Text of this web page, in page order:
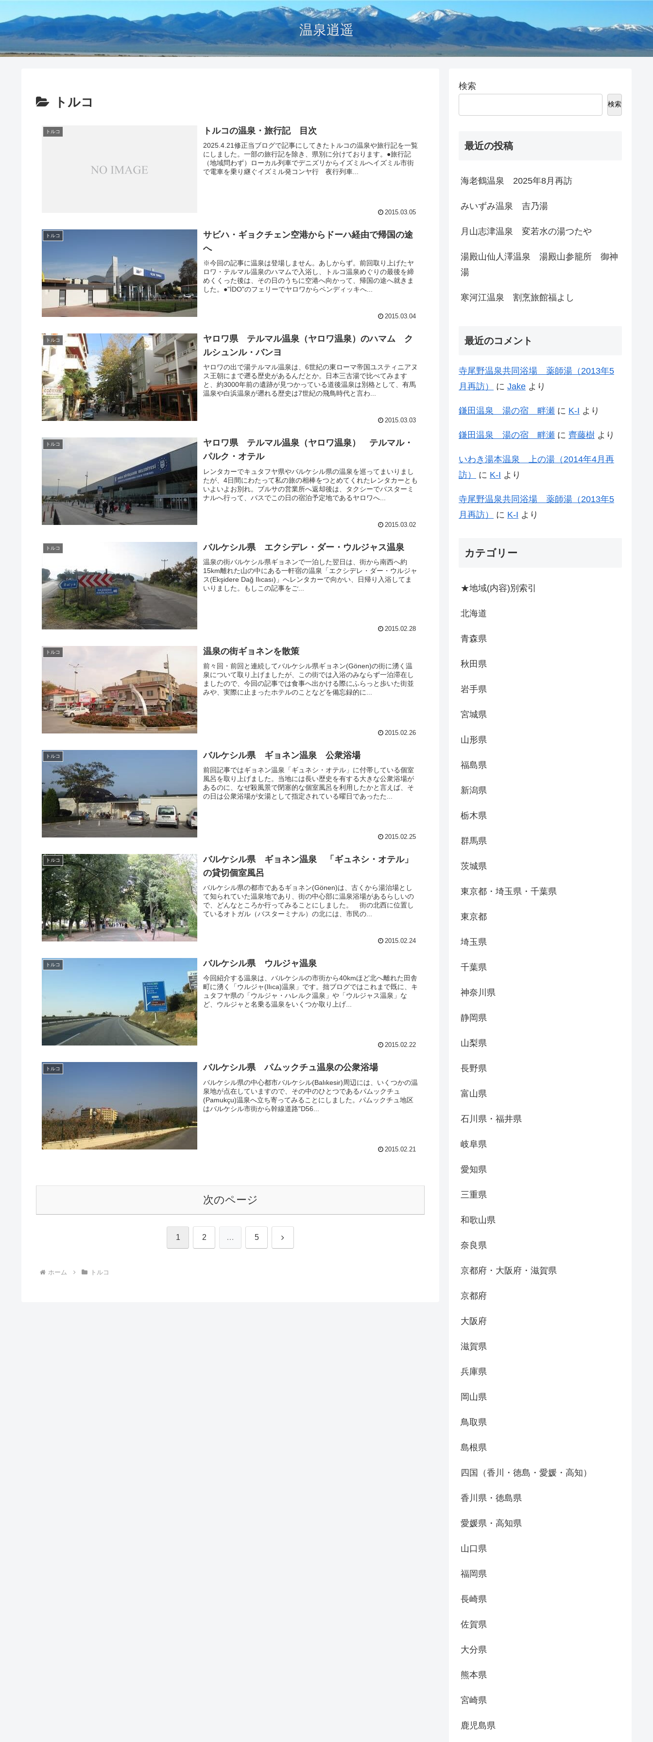
温泉逍遥
トルコ
トルコ トルコの温泉・旅行記 目次
2025.4.21修正当ブログで記事にしてきたトルコの温泉や旅行記を一覧
にしました。一部の旅行記を除き、県別に分けております。●旅行記
（地域問わず）ローカル列車でデニズリからイズミルへイズミル市街
で電車を乗り継ぐイズミル発コンヤ行 夜行列車...
2015.03.05
トルコ
サビハ・ギョクチェン空港からドーハ経由で帰国の途
へ
※今回の記事に温泉は登場しません。あしからず。前回取り上げたヤ
ロワ・テルマル温泉のハマムで入浴し、トルコ温泉めぐりの最後を締
めくくった後は、その日のうちに空港へ向かって、帰国の途へ就きま
した。●"İDO"のフェリーでヤロワからペンディッキへ...
2015.03.04
トルコ
ヤロワ県 テルマル温泉（ヤロワ温泉）のハマム ク
ルシュンル・バンヨ
ヤロワの出で湯テルマル温泉は、6世紀の東ローマ帝国ユスティニアヌ
ス王朝にまで遡る歴史があるんだとか。日本三古湯で比べてみます
と、約3000年前の遺跡が見つかっている道後温泉は別格として、有馬
温泉や白浜温泉が遡れる歴史は7世紀の飛鳥時代と言わ...
2015.03.03
トルコ
ヤロワ県 テルマル温泉（ヤロワ温泉） テルマル・
パルク・オテル
レンタカーでキュタフヤ県やバルケシル県の温泉を巡ってまいりまし
たが、4日間にわたって私の旅の相棒をつとめてくれたレンタカーとも
いよいよお別れ。ブルサの営業所へ返却後は、タクシーでバスターミ
ナルへ行って、バスでこの日の宿泊予定地であるヤロワへ...
2015.03.02
トルコ バルケシル県 エクシデレ・ダー・ウルジャス温泉
温泉の街バルケシル県ギョネンで一泊した翌日は、街から南西へ約
15km離れた山の中にある一軒宿の温泉「エクシデレ・ダー・ウルジャ
ス(Ekşidere Dağ Ilıcası)」へレンタカーで向かい、日帰り入浴してま
いりました。もしこの記事をご...
2015.02.28
トルコ 温泉の街ギョネンを散策
前々回・前回と連続してバルケシル県ギョネン(Gönen)の街に湧く温
泉について取り上げましたが、この街では入浴のみならず一泊滞在し
ましたので、今回の記事では食事へ出かける際にふらっと歩いた街並
みや、実際に止まったホテルのことなどを備忘録的に...
2015.02.26
トルコ バルケシル県 ギョネン温泉 公衆浴場
前回記事ではギョネン温泉「ギュネシ・オテル」に付帯している個室
風呂を取り上げました。当地には長い歴史を有する大きな公衆浴場が
あるのに、なぜ殺風景で閉塞的な個室風呂を利用したかと言えば、そ
の日は公衆浴場が女湯として指定されている曜日であったた...
2015.02.25
トルコ
バルケシル県 ギョネン温泉 「ギュネシ・オテル」
の貸切個室風呂
バルケシル県の都市であるギョネン(Gönen)は、古くから湯治場とし
て知られていた温泉地であり、街の中心部に温泉浴場があるらしいの
で、どんなところか行ってみることにしました。 街の北西に位置し
ているオトガル（バスターミナル）の北には、市民の...
2015.02.24
トルコ バルケシル県 ウルジャ温泉
今回紹介する温泉は、バルケシルの市街から40kmほど北へ離れた田舎
町に湧く「ウルジャ(Ilıca)温泉」です。拙ブログではこれまで既に、キ
ュタフヤ県の「ウルジャ・ハレルク温泉」や「ウルジャス温泉」な
ど、ウルジャと名乗る温泉をいくつか取り上げ...
2015.02.22
トルコ バルケシル県 パムックチュ温泉の公衆浴場
バルケシル県の中心都市バルケシル(Balıkesir)周辺には、いくつかの温
泉地が点在していますので、その中のひとつであるパムックチュ
(Pamukçu)温泉へ立ち寄ってみることにしました。パムックチュ地区
はバルケシル市街から幹線道路"D56...
2015.02.21
次のページ
1 2 … 5 次
ホーム トルコ
検索
検索
最近の投稿
海老鶴温泉 2025年8月再訪
みいずみ温泉 吉乃湯
月山志津温泉 変若水の湯つたや
湯殿山仙人澤温泉 湯殿山参籠所 御神
湯
寒河江温泉 割烹旅館福よし
最近のコメント
寺尾野温泉共同浴場 薬師湯（2013年5
月再訪）
に Jake より
鎌田温泉 湯の宿 畔瀬 に K-I より
鎌田温泉 湯の宿 畔瀬 に 齊藤樹 より
いわき湯本温泉 上の湯（2014年4月再
訪）
に K-I より
寺尾野温泉共同浴場 薬師湯（2013年5
月再訪）
に K-I より
カテゴリー
★地域(内容)別索引
北海道
青森県
秋田県
岩手県
宮城県
山形県
福島県
新潟県
栃木県
群馬県
茨城県
東京都・埼玉県・千葉県
東京都
埼玉県
千葉県
神奈川県
静岡県
山梨県
長野県
富山県
石川県・福井県
岐阜県
愛知県
三重県
和歌山県
奈良県
京都府・大阪府・滋賀県
京都府
大阪府
滋賀県
兵庫県
岡山県
鳥取県
島根県
四国（香川・徳島・愛媛・高知）
香川県・徳島県
愛媛県・高知県
山口県
福岡県
長崎県
佐賀県
大分県
熊本県
宮崎県
鹿児島県